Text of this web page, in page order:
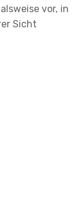
vor, in
Sicht